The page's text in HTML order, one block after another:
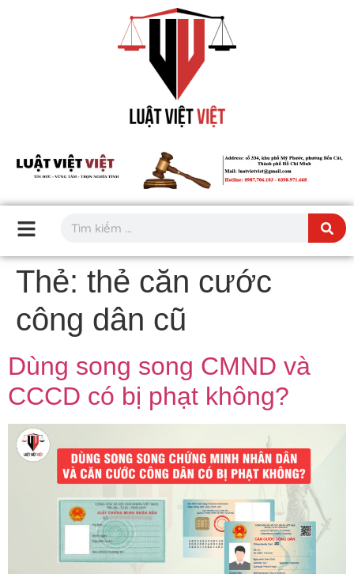
Thẻ: thẻ căn cước
công dân cũ
Dùng song song CMND và
CCCD có bị phạt không?